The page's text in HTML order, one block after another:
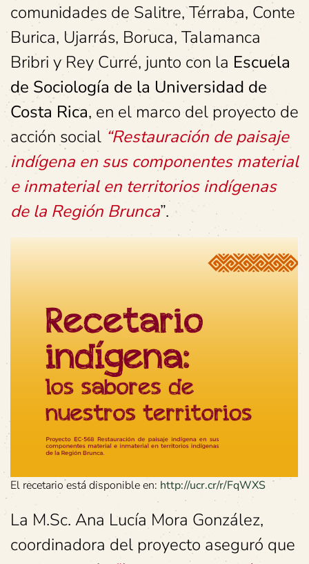
comunidades de Salitre, Térraba, Conte
Burica, Ujarrás, Boruca, Talamanca
Bribri y Rey Curré, junto con la Escuela
de Sociología de la Universidad de
Costa Rica, en el marco del proyecto de
acción social “Restauración de paisaje
indígena en sus componentes material
e inmaterial en territorios indígenas
de la Región Brunca”.
El recetario está disponible en: http://ucr.cr/r/FqWXS
La M.Sc. Ana Lucía Mora González,
coordinadora del proyecto aseguró que